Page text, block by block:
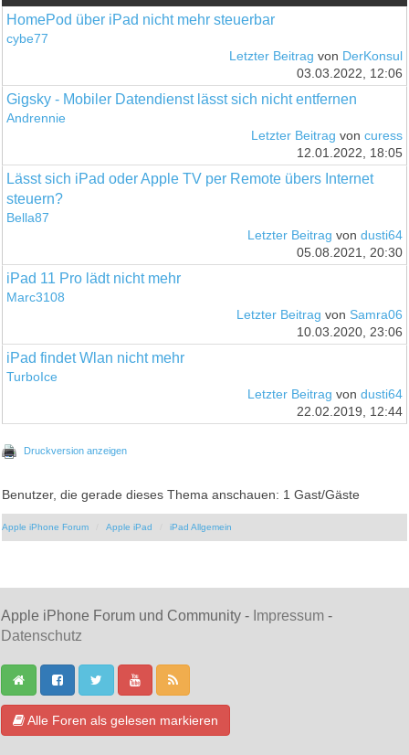
HomePod über iPad nicht mehr steuerbar
cybe77
Letzter Beitrag von DerKonsul
03.03.2022, 12:06
Gigsky - Mobiler Datendienst lässt sich nicht entfernen
Andrennie
Letzter Beitrag von curess
12.01.2022, 18:05
Lässt sich iPad oder Apple TV per Remote übers Internet
steuern?
Bella87
Letzter Beitrag von dusti64
05.08.2021, 20:30
iPad 11 Pro lädt nicht mehr
Marc3108
Letzter Beitrag von Samra06
10.03.2020, 23:06
iPad findet Wlan nicht mehr
TurboIce
Letzter Beitrag von dusti64
22.02.2019, 12:44
Druckversion anzeigen
Benutzer, die gerade dieses Thema anschauen: 1 Gast/Gäste
Apple iPhone Forum Apple iPad iPad Allgemein
Apple iPhone Forum und Community - Impressum -
Datenschutz
Alle Foren als gelesen markieren